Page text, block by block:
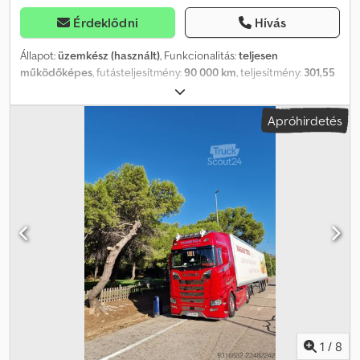
Érdeklődni Hívás
Állapot:üzemkész (használt), Funkcionalitás:teljesen
működőképes, futásteljesítmény:90 000 km, teljesítmény: 301,55
, üzemanyagtípus:dízel
maximális teherbírás:12 051 kg, össztömeg:26 000 kg,
, üzemanyag:dízel,
, felfüggesztés:acél-levegő
, Gyártási év:2024, ágyak száma:
AdBlue, Bluetooth, daru, differenciálzár, fedélzeti számítógép,
kipörgésgátló, légkondicionálás, légzsák, navigációs rendszer,
tempomat, utánfutó vonófej, Scania P410 B 6×2 / 2024 / 90 ezer
km! / HMF 1920K RCS daru / RCL 5400 / távirányító / Hálófülke / 19
EPAL / kormányzott tengely 2024-es év Futott 90 e. km Műszaki
adatok Össztömeg 26000 kg Súlya 13949 kg Hasznos teher 12051
kg Teljesítmény 410 LE 6×2 A motor űrtartalma 12740 cc Hátsó
légrugózás Tengelytáv 335 cm 6 hengeres motor Euro 6 Adblue
3-ik emelő- és kormányzott tengely Pótkocsi tengelykapcsoló
Daru HMF 1920K RCS RCL 5400 rendszer Távirányító Rotátor
Apróhirdetés
1 / 8